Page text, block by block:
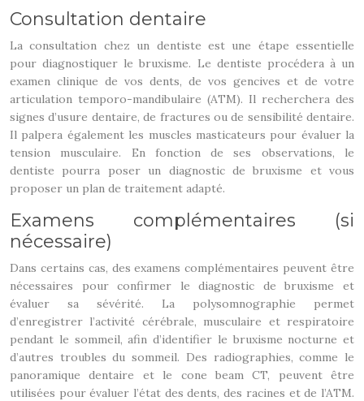
Consultation dentaire
La consultation chez un dentiste est une étape essentielle
pour diagnostiquer le bruxisme. Le dentiste procédera à un
examen clinique de vos dents, de vos gencives et de votre
articulation temporo-mandibulaire (ATM). Il recherchera des
signes d’usure dentaire, de fractures ou de sensibilité dentaire.
Il palpera également les muscles masticateurs pour évaluer la
tension musculaire. En fonction de ses observations, le
dentiste pourra poser un diagnostic de bruxisme et vous
proposer un plan de traitement adapté.
Examens complémentaires (si
nécessaire)
Dans certains cas, des examens complémentaires peuvent être
nécessaires pour confirmer le diagnostic de bruxisme et
évaluer sa sévérité. La polysomnographie permet
d’enregistrer l’activité cérébrale, musculaire et respiratoire
pendant le sommeil, afin d’identifier le bruxisme nocturne et
d’autres troubles du sommeil. Des radiographies, comme le
panoramique dentaire et le cone beam CT, peuvent être
utilisées pour évaluer l’état des dents, des racines et de l’ATM.